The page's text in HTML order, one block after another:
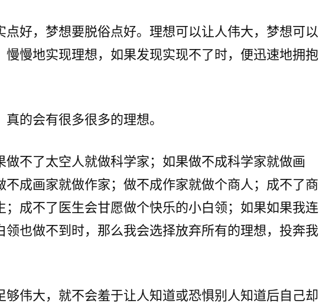
点好，梦想要脱俗点好。理想可以让人伟大，梦想可以
慢慢地实现理想，如果发现实现不了时，便迅速地拥抱
真的会有很多很多的理想。
做不了太空人就做科学家；如果做不成科学家就做画
不成画家就做作家；做不成作家就做个商人；成不了商
；成不了医生会甘愿做个快乐的小白领；如果如果我连
领也做不到时，那么我会选择放弃所有的理想，投奔我
够伟大，就不会羞于让人知道或恐惧别人知道后自己却